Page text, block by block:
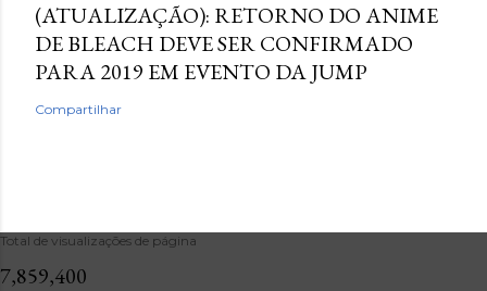
(ATUALIZAÇÃO): RETORNO DO ANIME
DE BLEACH DEVE SER CONFIRMADO
PARA 2019 EM EVENTO DA JUMP
Compartilhar
Total de visualizações de página
7,859,400